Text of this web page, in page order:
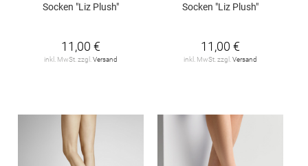
Socken "Liz Plush"
11,00 €
inkl. MwSt. zzgl. Versand
Socken "Liz Plush"
11,00 €
inkl. MwSt. zzgl. Versand